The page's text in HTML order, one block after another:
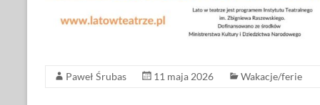
Paweł Śrubas 11 maja 2026 Wakacje/ferie